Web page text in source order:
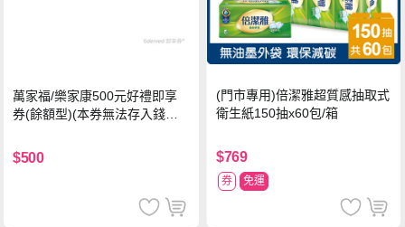
萬家福/樂家康500元好禮即享
券(餘額型)(本券無法存入錢包
$500
(門市專用)倍潔雅超質感抽取式
衛生紙150抽x60包/箱
$769
券 免運